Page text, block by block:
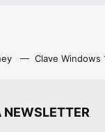
Clave Windows